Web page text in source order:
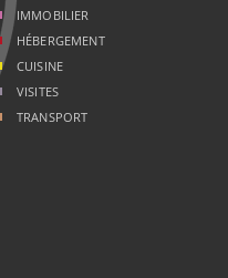
IMMOBILIER
HÉBERGEMENT
CUISINE
VISITES
TRANSPORT